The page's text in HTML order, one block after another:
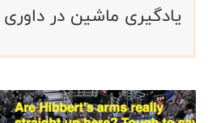
یادگیری ماشین در